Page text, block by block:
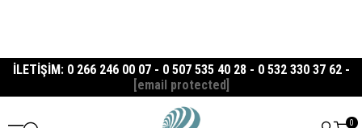
İLETİŞİM: 0 266 246 00 07 - 0 507 535 40 28 - 0 532 330 37 62 -
[email protected]
0